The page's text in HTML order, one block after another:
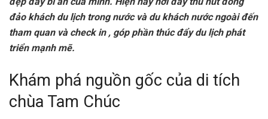
đảo khách du lịch trong nước và du khách nước ngoài đến
tham quan và check in , góp phần thúc đẩy du lịch phát
triển mạnh mẽ.
Khám phá nguồn gốc của di tích
chùa Tam Chúc